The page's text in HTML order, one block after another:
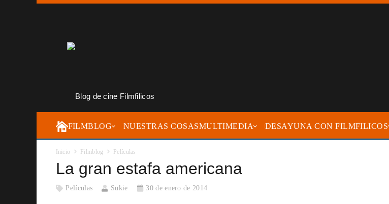
FILMBLOG NUESTRAS COSASMULTIMEDIA DESAYUNA CON FILMFILICOS
Inicio Filmblog Películas
La gran estafa americana
Películas Sukie 30 de enero de 2014